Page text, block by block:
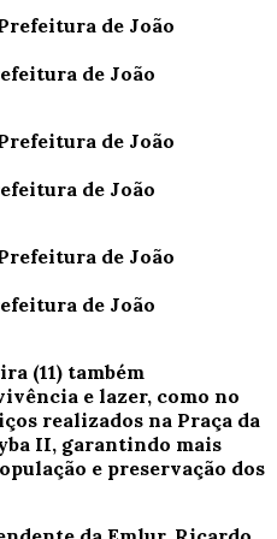
de João
de João
de João
(11) também
e lazer, como no
realizados na Praça da
II, garantindo mais
e preservação dos